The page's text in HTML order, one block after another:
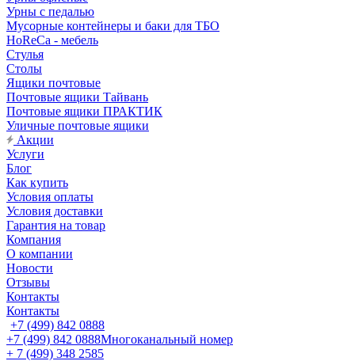
Урны с педалью
Мусорные контейнеры и баки для ТБО
HoReCa - мебель
Стулья
Столы
Ящики почтовые
Почтовые ящики Тайвань
Почтовые ящики ПРАКТИК
Уличные почтовые ящики
Акции
Услуги
Блог
Как купить
Условия оплаты
Условия доставки
Гарантия на товар
Компания
О компании
Новости
Отзывы
Контакты
Контакты
+7 (499) 842 0888
+7 (499) 842 0888Многоканальный номер
+ 7 (499) 348 2585